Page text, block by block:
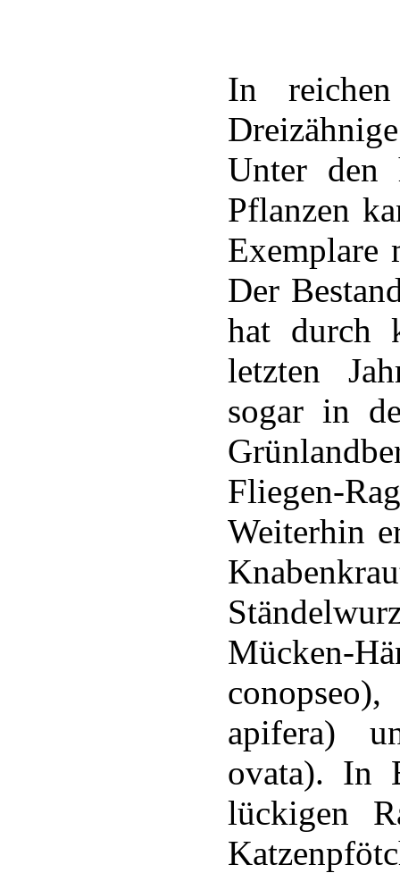
In
Unter den
Pflanzen
Exemplare
Der
hat durch
letzten
sogar in
Fliegen-
Weiterhin
Mücken-
apifera)
ovata). In
lückigen